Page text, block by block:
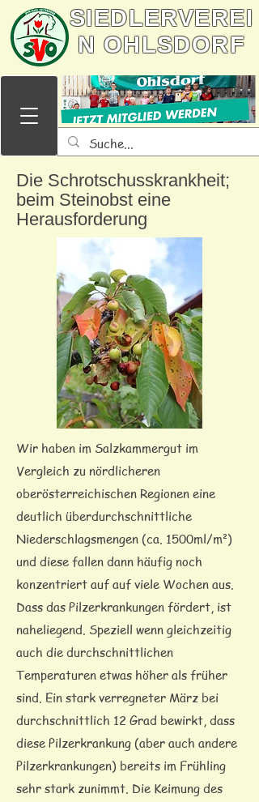
SIEDLERVEREI
N OHLSDORF
Die Schrotschusskrankheit;
beim Steinobst eine
Herausforderung
Wir haben im Salzkammergut im
Vergleich zu nördlicheren
oberösterreichischen Regionen eine
deutlich überdurchschnittliche
Niederschlagsmengen (ca. 1500ml/m²)
und diese fallen dann häufig noch
konzentriert auf auf viele Wochen aus.
Dass das Pilzerkrankungen fördert, ist
naheliegend. Speziell wenn gleichzeitig
auch die durchschnittlichen
Temperaturen etwas höher als früher
sind. Ein stark verregneter März bei
durchschnittlich 12 Grad bewirkt, dass
diese Pilzerkrankung (aber auch andere
Pilzerkrankungen) bereits im Frühling
sehr stark zunimmt. Die Keimung des